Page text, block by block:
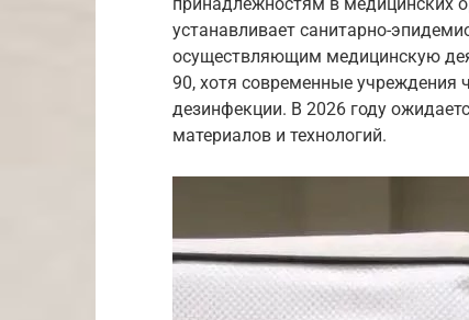
устанавливает санитарно-
осуществляющим медицинскую
90, хотя современные учреждения
дезинфекции. В 2026 году
материалов и технологий.